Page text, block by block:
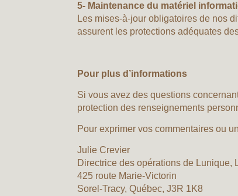
5- Maintenance du matériel
Les mises-à-jour obligatoires de nos
assurent les protections adéquates
Pour plus d’informations
Si vous avez des questions
protection des renseignements
Pour exprimer vos commentaires ou
Julie Crevier
Directrice des opérations de Lunique,
425 route Marie-Victorin
Sorel-Tracy, Québec, J3R 1K8